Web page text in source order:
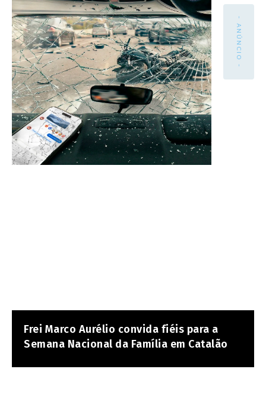
- ANÚNCIO -
Frei Marco Aurélio convida fiéis para a
Semana Nacional da Família em Catalão